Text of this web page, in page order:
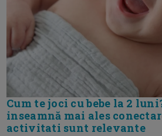
Cum te joci cu bebe la 2
inseamnă mai ales
activitati sunt relevante